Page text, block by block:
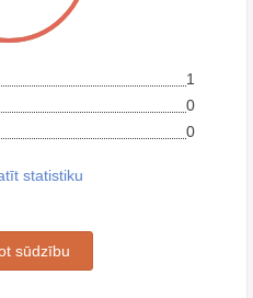
1
0
0
statistiku
sūdzību